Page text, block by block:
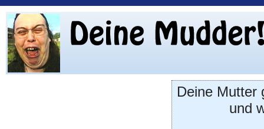
Deine Mutter
und